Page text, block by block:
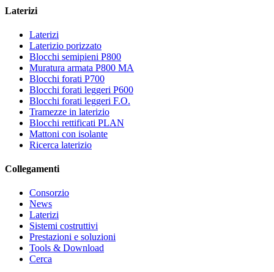
Laterizi
Laterizi
Laterizio porizzato
Blocchi semipieni P800
Muratura armata P800 MA
Blocchi forati P700
Blocchi forati leggeri P600
Blocchi forati leggeri F.O.
Tramezze in laterizio
Blocchi rettificati PLAN
Mattoni con isolante
Ricerca laterizio
Collegamenti
Consorzio
News
Laterizi
Sistemi costruttivi
Prestazioni e soluzioni
Tools & Download
Cerca